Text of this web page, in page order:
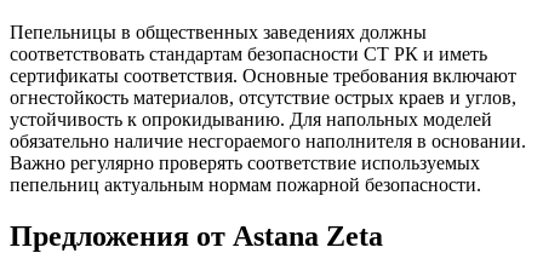
Пепельницы в общественных заведениях должны
соответствовать стандартам безопасности СТ РК и иметь
сертификаты соответствия. Основные требования включают
огнестойкость материалов, отсутствие острых краев и углов,
устойчивость к опрокидыванию. Для напольных моделей
обязательно наличие несгораемого наполнителя в основании.
Важно регулярно проверять соответствие используемых
пепельниц актуальным нормам пожарной безопасности.
Предложения от Astana Zeta